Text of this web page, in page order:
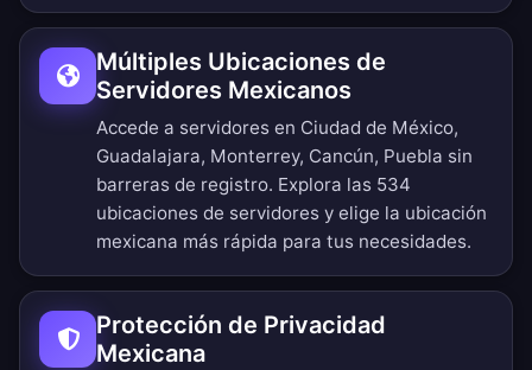
Múltiples Ubicaciones de
Servidores Mexicanos
Accede a servidores en Ciudad de México,
Guadalajara, Monterrey, Cancún, Puebla sin
barreras de registro. Explora las 534
ubicaciones de servidores y elige la ubicación
mexicana más rápida para tus necesidades.
Protección de Privacidad
Mexicana